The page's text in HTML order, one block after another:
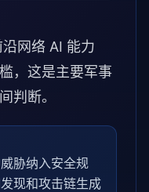
网络 AI 能力
，这是主要军事
判断。
胁纳入安全规
现和攻击链生成